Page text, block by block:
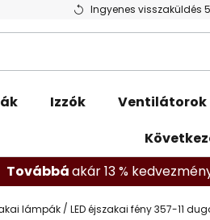
Ingyenes visszaküldés
Izzók Ventilátorok
Továbbáakár 13 %
lámpák LED éjszakai fény 357-11